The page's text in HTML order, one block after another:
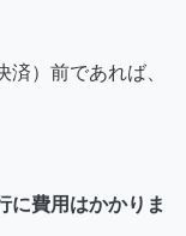
）前であれば、
に費用はかかりま